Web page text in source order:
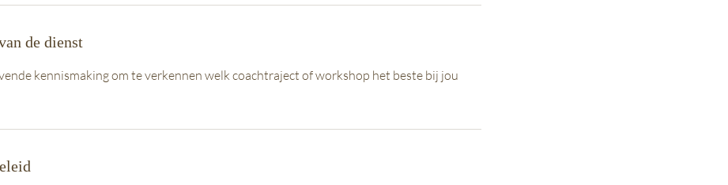
de dienst
kennismaking om te verkennen welk coachtraject of workshop het beste bij jou